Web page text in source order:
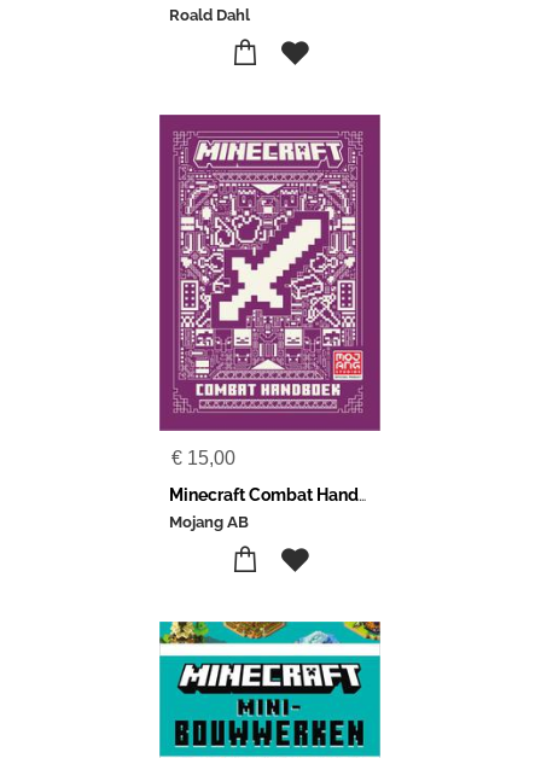
Roald Dahl
€ 15,00
Minecraft Combat Handboek
Mojang AB